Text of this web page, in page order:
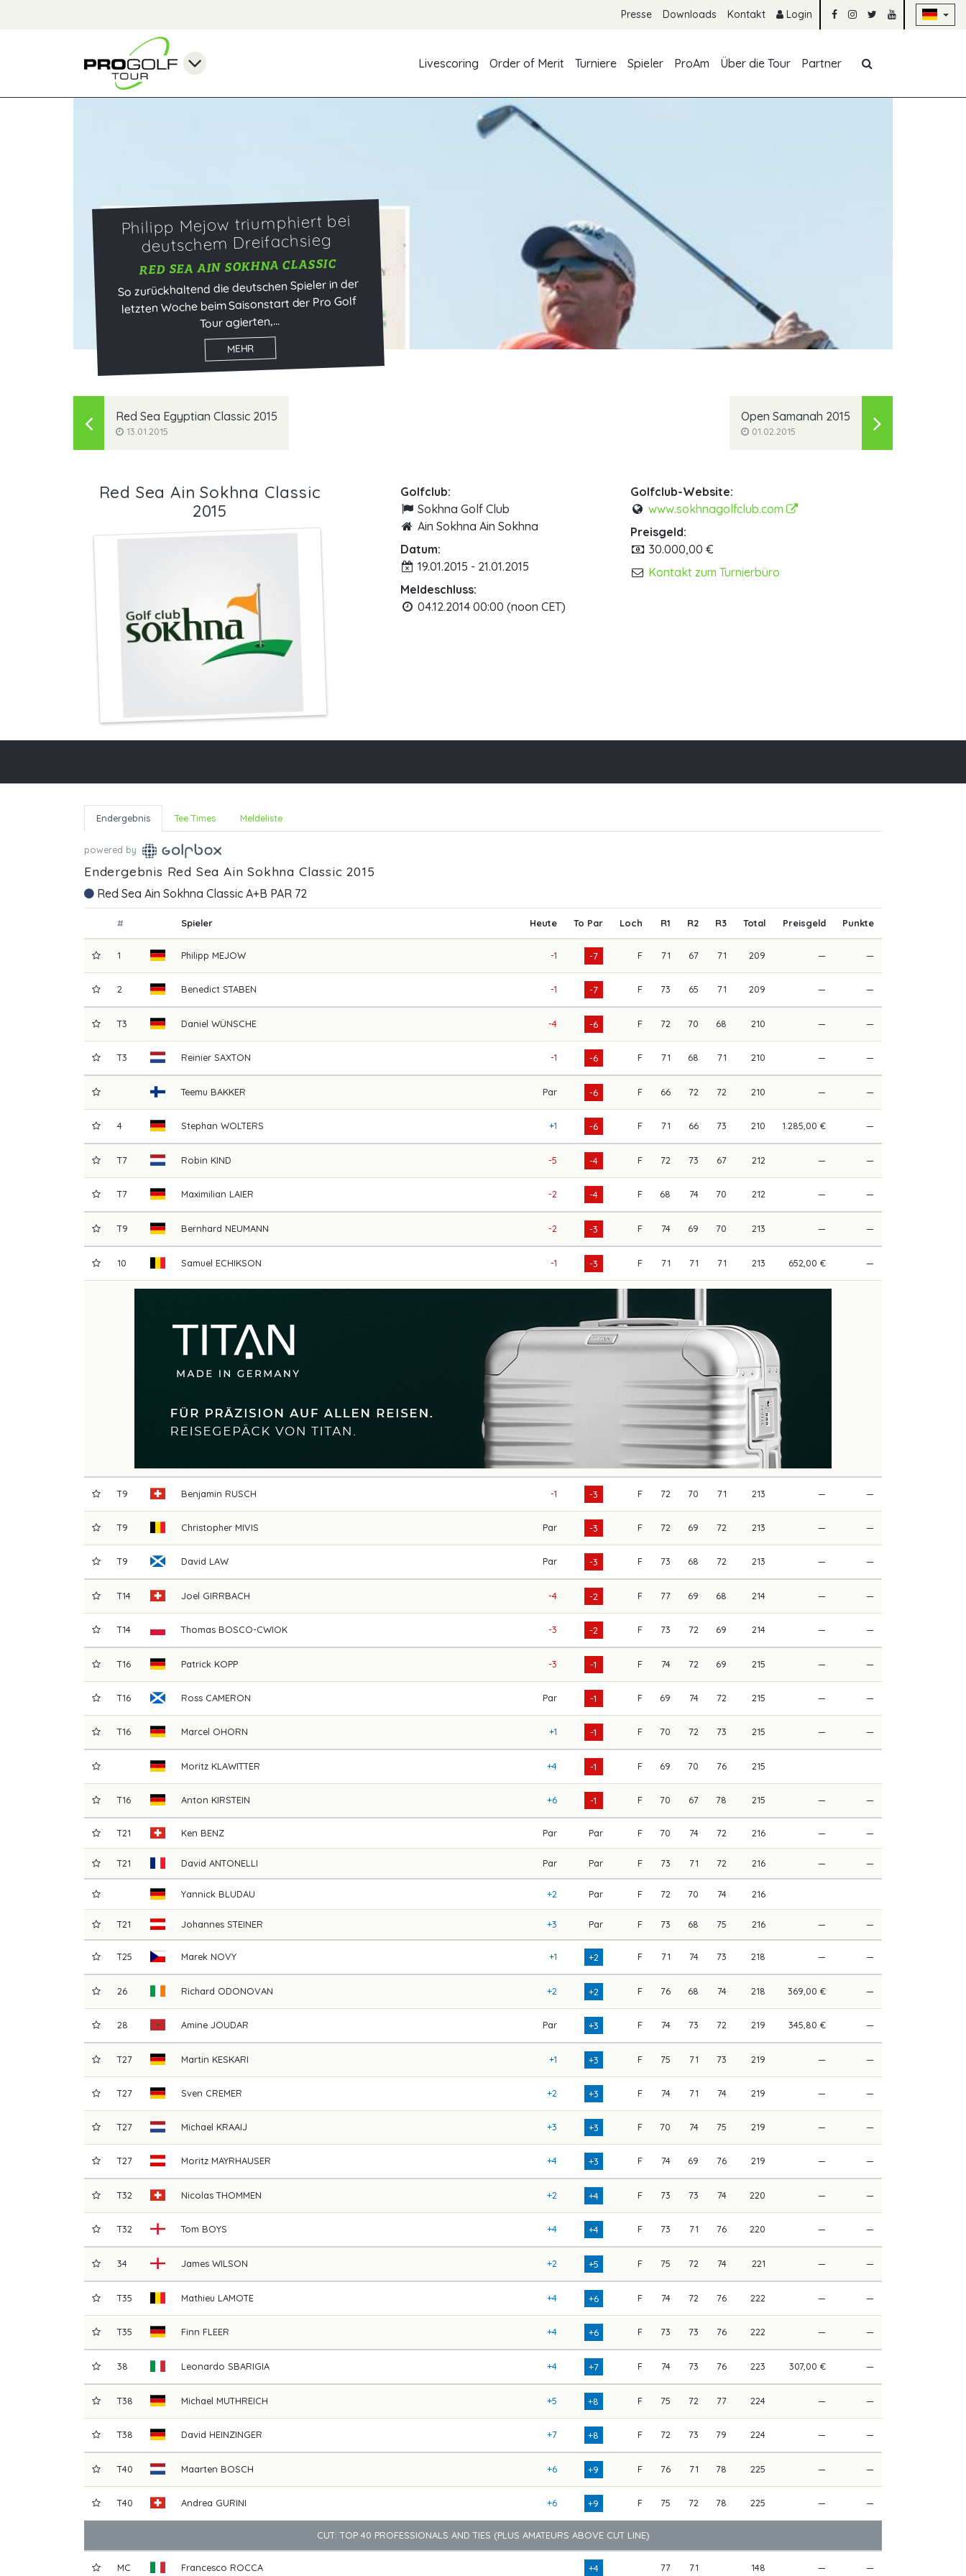
Presse Downloads Kontakt Login
Livescoring
Order of Merit Turniere Spieler ProAm Über die Tour Partner
Philipp Mejow triumphiert bei
deutschem Dreifachsieg
RED SEA AIN SOKHNA CLASSIC
So zurückhaltend die deutschen Spieler in der
letzten Woche beim Saisonstart der Pro Golf
Tour agierten,...
MEHR
Red Sea Egyptian Classic 2015
13.01.2015
Open Samanah 2015
01.02.2015
Red Sea Ain Sokhna Classic
2015
Golfclub:
Sokhna Golf Club
Ain Sokhna Ain Sokhna
Datum:
19.01.2015 - 21.01.2015
Meldeschluss:
04.12.2014 00:00 (noon CET)
Golfclub-Website:
www.sokhnagolfclub.com
Preisgeld:
30.000,00 €
Kontakt zum Turnierbüro
Endergebnis Tee Times Meldeliste
powered by
Endergebnis Red Sea Ain Sokhna Classic 2015
Red Sea Ain Sokhna Classic A+B PAR 72
# Spieler Heute To Par Loch R1 R2 R3 Total Preisgeld Punkte
1 Philipp MEJOW -1 -7 F 71 67 71 209 — —
2 Benedict STABEN -1 -7 F 73 65 71 209 — —
T3 Daniel WÜNSCHE -4 -6 F 72 70 68 210 — —
T3 Reinier SAXTON -1 -6 F 71 68 71 210 — —
Teemu BAKKER Par -6 F 66 72 72 210 — —
4 Stephan WOLTERS +1 -6 F 71 66 73 210 1.285,00 € —
T7 Robin KIND -5 -4 F 72 73 67 212 — —
T7 Maximilian LAIER -2 -4 F 68 74 70 212 — —
T9 Bernhard NEUMANN -2 -3 F 74 69 70 213 — —
10 Samuel ECHIKSON -1 -3 F 71 71 71 213 652,00 € —
T9 Benjamin RUSCH -1 -3 F 72 70 71 213 — —
T9 Christopher MIVIS Par -3 F 72 69 72 213 — —
T9 David LAW Par -3 F 73 68 72 213 — —
T14 Joel GIRRBACH -4 -2 F 77 69 68 214 — —
T14 Thomas BOSCO-CWIOK -3 -2 F 73 72 69 214 — —
T16 Patrick KOPP -3 -1 F 74 72 69 215 — —
T16 Ross CAMERON Par -1 F 69 74 72 215 — —
T16 Marcel OHORN +1 -1 F 70 72 73 215 — —
MoritzKLAWITTER +4 -1 F 69 70 76 215
T16 Anton KIRSTEIN +6 -1 F 70 67 78 215 — —
T21 Ken BENZ Par Par F 70 74 72 216 — —
T21 David ANTONELLI Par Par F 73 71 72 216 — —
YannickBLUDAU +2 Par F 72 70 74 216
T21 Johannes STEINER +3 Par F 73 68 75 216 — —
T25 Marek NOVY +1 +2 F 71 74 73 218 — —
26 Richard ODONOVAN +2 +2 F 76 68 74 218 369,00 € —
28 Amine JOUDAR Par +3 F 74 73 72 219 345,80 € —
T27 Martin KESKARI +1 +3 F 75 71 73 219 — —
T27 Sven CREMER +2 +3 F 74 71 74 219 — —
T27 Michael KRAAIJ +3 +3 F 70 74 75 219 — —
T27 Moritz MAYRHAUSER +4 +3 F 74 69 76 219 — —
T32 Nicolas THOMMEN +2 +4 F 73 73 74 220 — —
T32 Tom BOYS +4 +4 F 73 71 76 220 — —
34 James WILSON +2 +5 F 75 72 74 221 — —
T35 Mathieu LAMOTE +4 +6 F 74 72 76 222 — —
T35 Finn FLEER +4 +6 F 73 73 76 222 — —
38 Leonardo SBARIGIA +4 +7 F 74 73 76 223 307,00 € —
T38 Michael MUTHREICH +5 +8 F 75 72 77 224 — —
T38 David HEINZINGER +7 +8 F 72 73 79 224 — —
T40 Maarten BOSCH +6 +9 F 76 71 78 225 — —
T40 Andrea GURINI +6 +9 F 75 72 78 225 — —
CUT: TOP 40 PROFESSIONALS AND TIES (PLUS AMATEURS ABOVE CUT LINE)
MC Francesco ROCCA +4 77 71 148 — —